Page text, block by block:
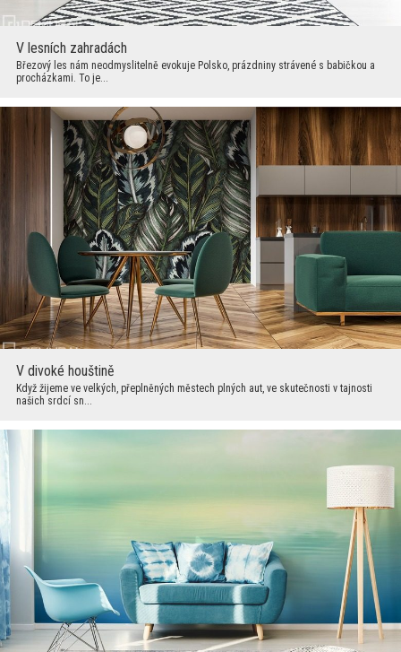
V lesních zahradách
Březový les nám neodmyslitelně evokuje Polsko, prázdniny strávené s babičkou a
procházkami. To je...
V divoké houštině
Když žijeme ve velkých, přeplněných městech plných aut, ve skutečnosti v tajnosti
našich srdcí sn...